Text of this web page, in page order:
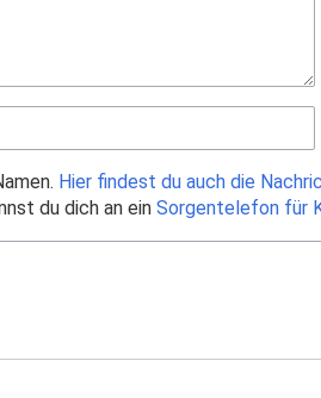
Hier findest du auch die
du dich an ein Sorgentelefon für